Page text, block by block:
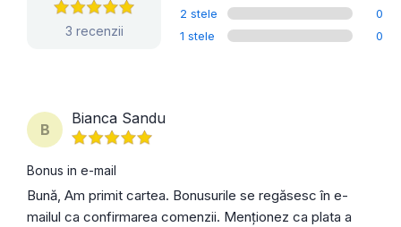
3 recenzii
2 stele
0
1 stele
0
B
Bianca Sandu
Bonus in e-mail
Bună, Am primit cartea. Bonusurile se regăsesc în e-
mailul ca confirmarea comenzii. Menționez ca plata a